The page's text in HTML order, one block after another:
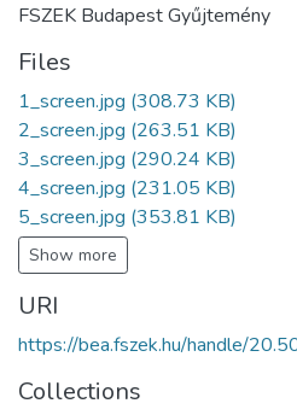
FSZEK Budapest Gyűjtemény
Files
1_screen.jpg (308.73 KB)
2_screen.jpg (263.51 KB)
3_screen.jpg (290.24 KB)
4_screen.jpg (231.05 KB)
5_screen.jpg (353.81 KB)
Show more
URI
https://bea.fszek.hu/handle/
Collections